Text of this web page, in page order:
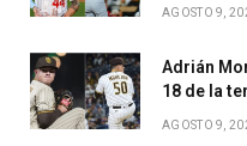
AGOSTO 9,
Adrián
18 de la
AGOSTO 9,